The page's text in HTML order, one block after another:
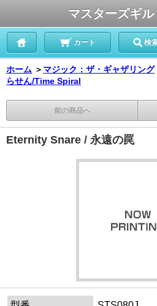
マスターズギ
カート 検
ホーム ＞ マジック：ザ・ギャザリング
らせん/Time Spiral
前の商品へ
Eternity Snare / 永遠の罠